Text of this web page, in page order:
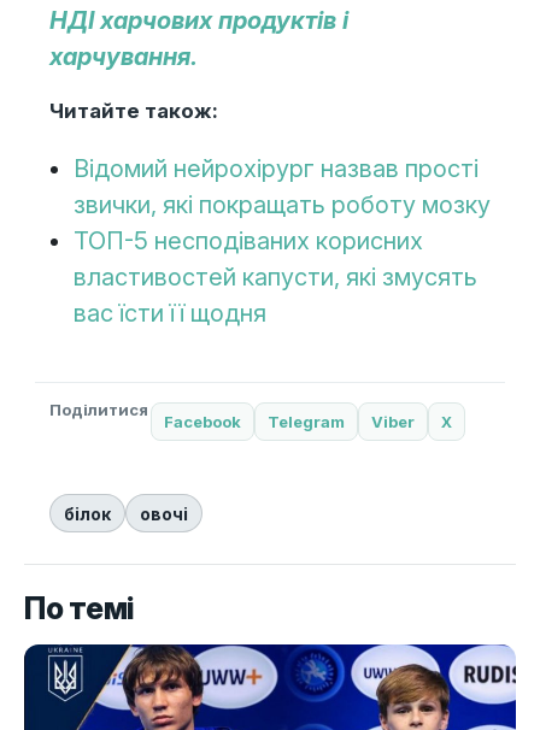
НДІ харчових продуктів і
харчування.
Читайте також:
Відомий нейрохірург назвав прості
звички, які покращать роботу мозку
ТОП-5 несподіваних корисних
властивостей капусти, які змусять
вас їсти її щодня
Поділитися
Facebook Telegram Viber X
білок овочі
По темі